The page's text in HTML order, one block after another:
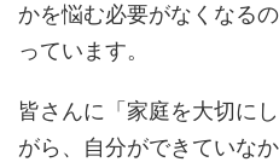
かを悩む必要がなくなる
っています。
皆さんに「家庭を大切に
がら、自分ができていな